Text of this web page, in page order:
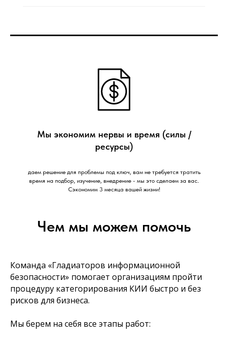
Мы экономим нервы и время (силы /
ресурсы)
даем решение для проблемы под ключ, вам не требуется тратить
время на подбор, изучение, внедрение - мы это сделаем за вас.
Сэкономим 3 месяца вашей жизни!
Чем мы можем помочь
Команда «Гладиаторов информационной
безопасности» помогает организациям пройти
процедуру категорирования КИИ быстро и без
рисков для бизнеса.
Мы берем на себя все этапы работ: